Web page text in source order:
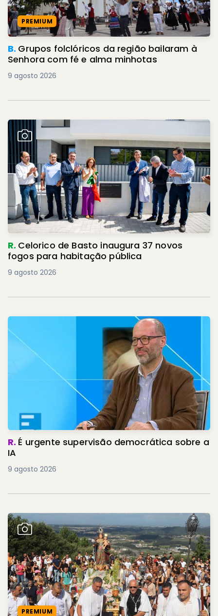
PREMIUM
B. Grupos folclóricos da região bailaram à
Senhora com fé e alma minhotas
9 agosto 2026
R. Celorico de Basto inaugura 37 novos
fogos para habitação pública
9 agosto 2026
R. É urgente supervisão democrática sobre a
IA
9 agosto 2026
PREMIUM